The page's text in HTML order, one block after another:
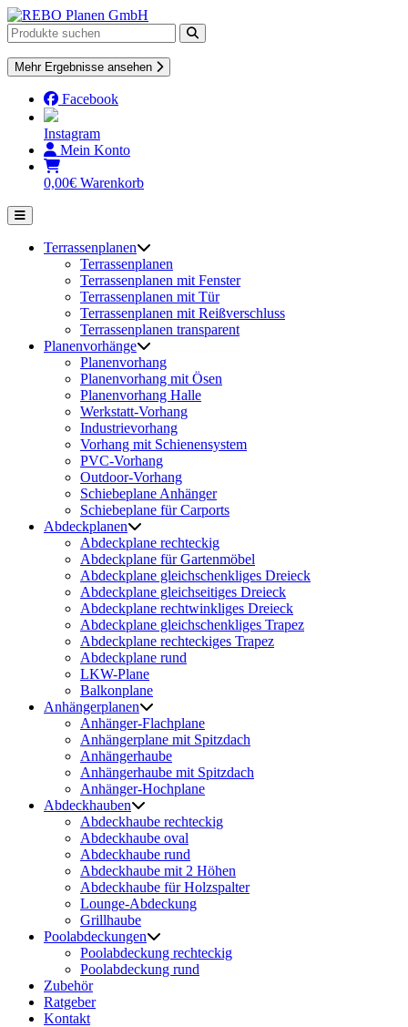
Skip
to
content
Mehr Ergebnisse ansehen
Facebook
Instagram
Mein Konto
0,00€ Warenkorb
Terrassenplanen
Terrassenplanen
Terrassenplanen mit Fenster
Terrassenplanen mit Tür
Terrassenplanen mit Reißverschluss
Terrassenplanen transparent
Planenvorhänge
Planenvorhang
Planenvorhang mit Ösen
Planenvorhang Halle
Werkstatt-Vorhang
Industrievorhang
Vorhang mit Schienensystem
PVC-Vorhang
Outdoor-Vorhang
Schiebeplane Anhänger
Schiebeplane für Carports
Abdeckplanen
Abdeckplane rechteckig
Abdeckplane für Gartenmöbel
Abdeckplane gleichschenkliges Dreieck
Abdeckplane gleichseitiges Dreieck
Abdeckplane rechtwinkliges Dreieck
Abdeckplane gleichschenkliges Trapez
Abdeckplane rechteckiges Trapez
Abdeckplane rund
LKW-Plane
Balkonplane
Anhängerplanen
Anhänger-Flachplane
Anhängerplane mit Spitzdach
Anhängerhaube
Anhängerhaube mit Spitzdach
Anhänger-Hochplane
Abdeckhauben
Abdeckhaube rechteckig
Abdeckhaube oval
Abdeckhaube rund
Abdeckhaube mit 2 Höhen
Abdeckhaube für Holzspalter
Lounge-Abdeckung
Grillhaube
Poolabdeckungen
Poolabdeckung rechteckig
Poolabdeckung rund
Zubehör
Ratgeber
Kontakt